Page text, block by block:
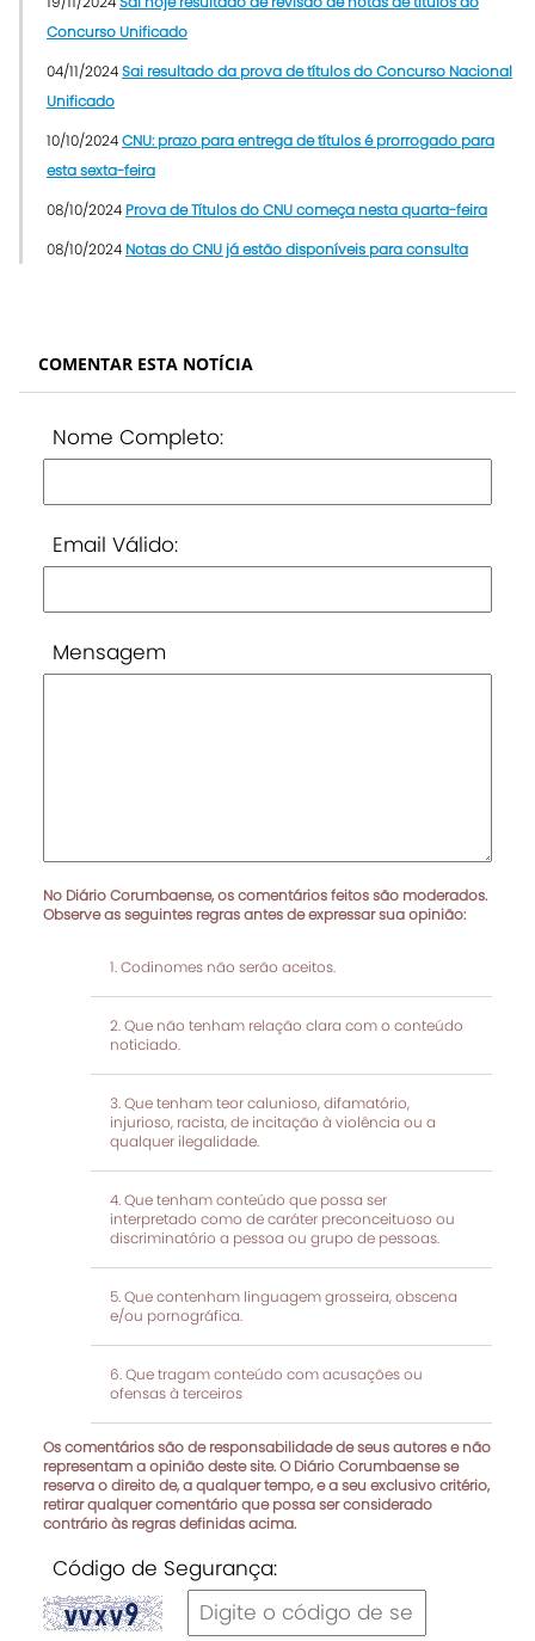
Concurso Unificado
04/11/2024Sai resultado da prova de títulos do Concurso Nacional
Unificado
10/10/2024CNU: prazo para entrega de títulos é prorrogado para
esta sexta-feira
08/10/2024 Prova de Títulos do CNU começa nesta quarta-feira
08/10/2024 Notas do CNU já estão disponíveis para consulta
COMENTAR ESTA NOTÍCIA
Nome Completo:
Email Válido:
Mensagem
No Diário Corumbaense, os comentários feitos são moderados.
Observe as seguintes regras antes de expressar sua opinião:
Codinomes não serão aceitos.
Que não tenham relação clara com o conteúdo
noticiado.
Que tenham teor calunioso, difamatório,
injurioso, racista, de incitação à violência ou a
qualquer ilegalidade.
Que tenham conteúdo que possa ser
interpretado como de caráter preconceituoso ou
discriminatório a pessoa ou grupo de pessoas.
Que contenham linguagem grosseira, obscena
e/ou pornográfica.
Que tragam conteúdo com acusações ou
ofensas à terceiros
Os comentários são de responsabilidade de seus autores e não
representam a opinião deste site. O Diário Corumbaense se
reserva o direito de, a qualquer tempo, e a seu exclusivo critério,
retirar qualquer comentário que possa ser considerado
contrário às regras definidas acima.
Código de Segurança: